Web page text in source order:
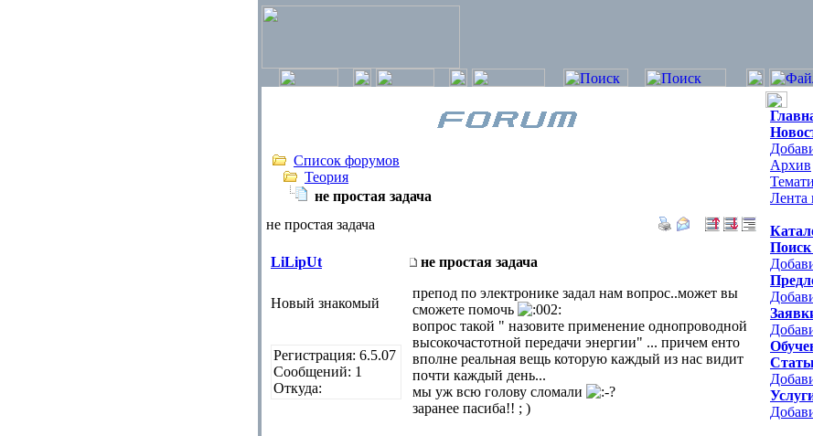
Список форумов
Теория
не простая задача
не простая задача
LiLipUt не простая задача
Новый знакомый
Регистрация: 6.5.07
Сообщений: 1
Откуда:
препод по электронике задал нам вопрос..может вы
сможете помочь
вопрос такой " назовите применение однопроводной
высокочастотной передачи энергии" ... причем енто
вполне реальная вещь которую каждый из нас видит
почти каждый день...
мы уж всю голову сломали
заранее пасиба!! ; )
Архив
Лента